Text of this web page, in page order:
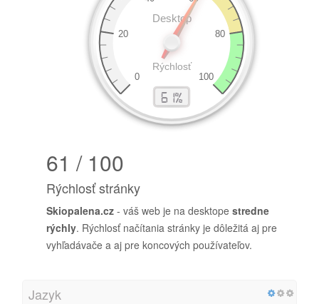
61 / 100
Rýchlosť stránky
Skiopalena.cz - váš web je na desktope stredne
rýchly. Rýchlosť načítania stránky je dôležitá aj pre
vyhľadávače a aj pre koncových používateľov.
Jazyk